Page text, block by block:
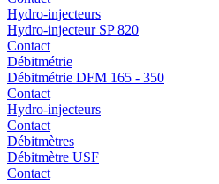
Hydro-injecteurs
Hydro-injecteur SP 820
Contact
Débitmétrie
Débitmétrie DFM 165 - 350
Contact
Hydro-injecteurs
Contact
Débitmètres
Débitmètre USF
Contact